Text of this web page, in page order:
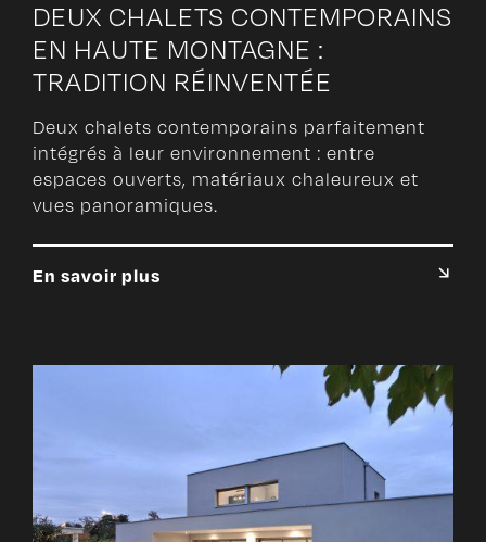
DEUX CHALETS CONTEMPORAINS
EN HAUTE MONTAGNE :
TRADITION RÉINVENTÉE
Deux chalets contemporains parfaitement
intégrés à leur environnement : entre
espaces ouverts, matériaux chaleureux et
vues panoramiques.
En savoir plus